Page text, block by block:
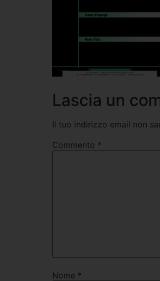
Lascia un
Il tuo indirizzo email non
Commento *
Nome *